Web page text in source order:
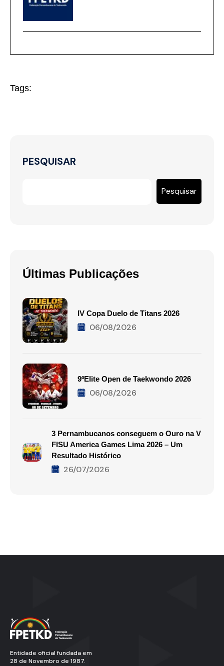
Tags:
PESQUISAR
Pesquisar
Últimas Publicações
IV Copa Duelo de Titans 2026
06/08/2026
9ºElite Open de Taekwondo 2026
06/08/2026
3 Pernambucanos conseguem o Ouro na V
FISU America Games Lima 2026 – Um
Resultado Histórico
26/07/2026
Entidade oficial fundada em
28 de Novembro de 1987.